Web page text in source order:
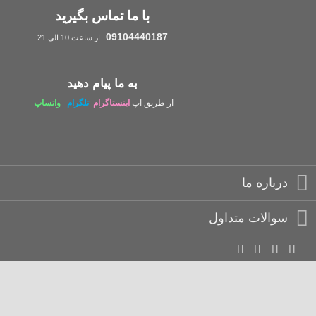
با ما تماس بگیرید
09104440187 از ساعت 10 الی 21
به ما پیام دهید
از طریق اپ اینستاگرام تلگرام واتساپ
درباره ما
سوالات متداول